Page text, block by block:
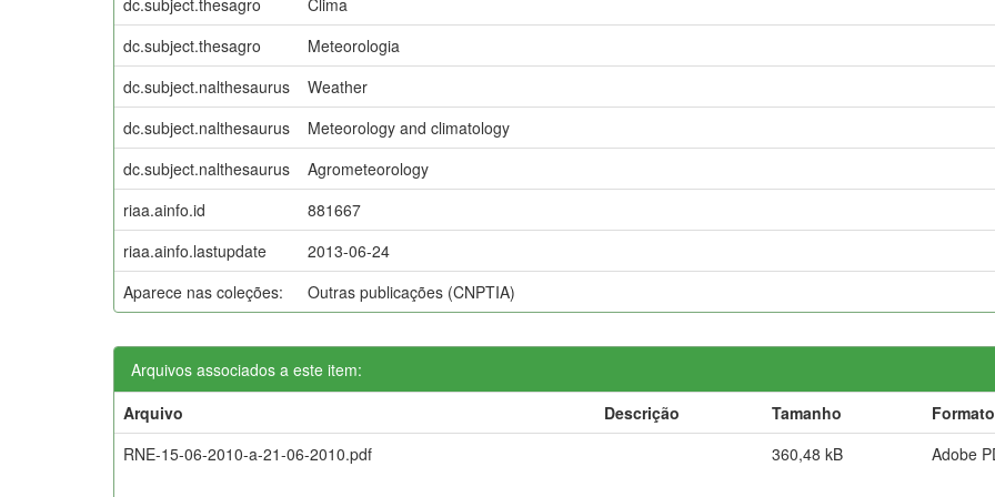
dc.subject.thesagro
Meteorologia
dc.subject.nalthesaurus
Weather
dc.subject.nalthesaurus
Meteorology and climatology
dc.subject.nalthesaurus
Agrometeorology
riaa.ainfo.id
881667
riaa.ainfo.lastupdate
2013-06-24
Aparece nas coleções:
Outras publicações (CNPTIA)
Arquivos associados a este item:
Arquivo
Descrição Tamanho
Formato
RNE-15-06-2010-a-21-06-2010.pdf
360,48 kB Adobe